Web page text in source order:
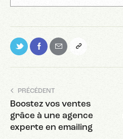
PRÉCÉDENT
Boostez vos ventes
grâce à une agence
experte en emailing